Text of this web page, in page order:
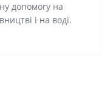
допомогу на
і на воді.